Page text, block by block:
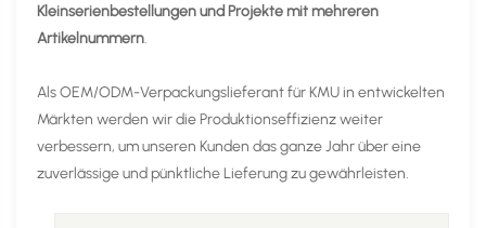
Kleinserienbestellungen und Projekte mit mehreren
Artikelnummern.
Als OEM/ODM-Verpackungslieferant für KMU in entwickelten
Märkten werden wir die Produktionseffizienz weiter
verbessern, um unseren Kunden das ganze Jahr über eine
zuverlässige und pünktliche Lieferung zu gewährleisten.